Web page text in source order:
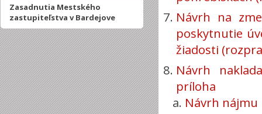
Zasadnutia Mestského
zastupiteľstva v Bardejove
Návrh na
poskytnutie
žiadosti
Návrh
príloha
Návrh